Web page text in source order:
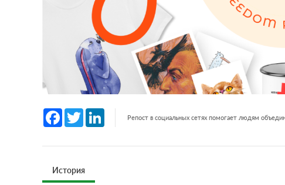
Facebook
Twitter LinkedInРепост в социальных сетях помогает людям
История